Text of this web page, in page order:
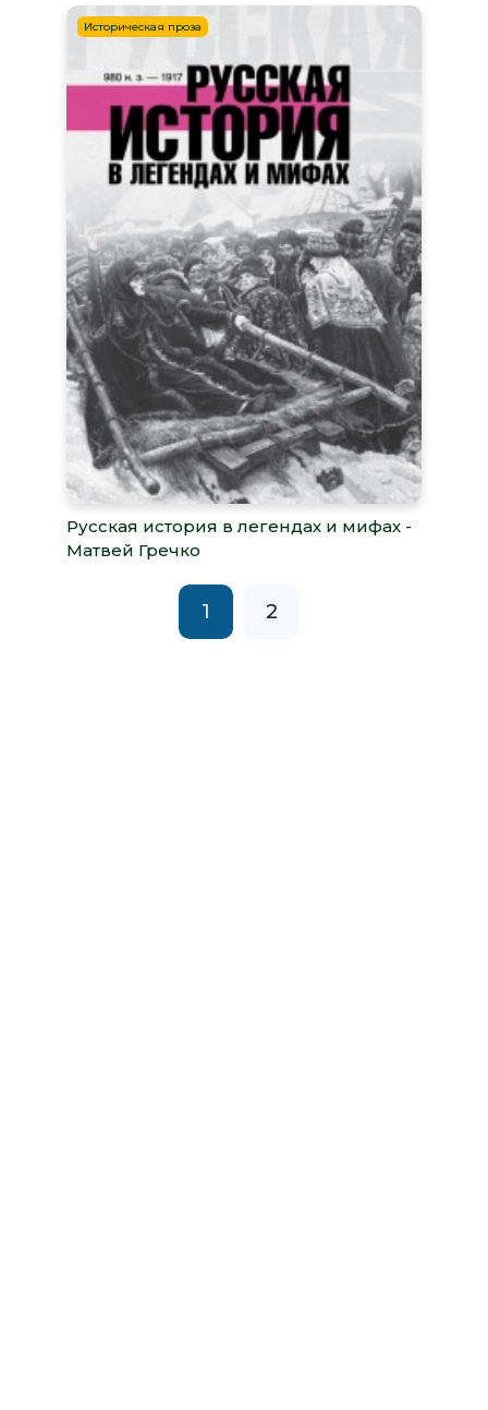
Историческая проза
Русская история в легендах и мифах -
Матвей Гречко
1 2